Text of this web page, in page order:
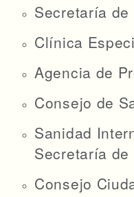
Secretaría de
Clínica
Agencia de
Consejo de
Sanidad
Secretaría de
Consejo